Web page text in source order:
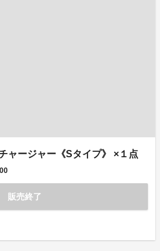
ャージャー《Sタイプ》 ×１点
販売終了